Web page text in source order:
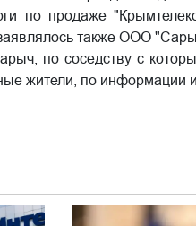
по продаже
также ООО
по соседству с
жители, по информации